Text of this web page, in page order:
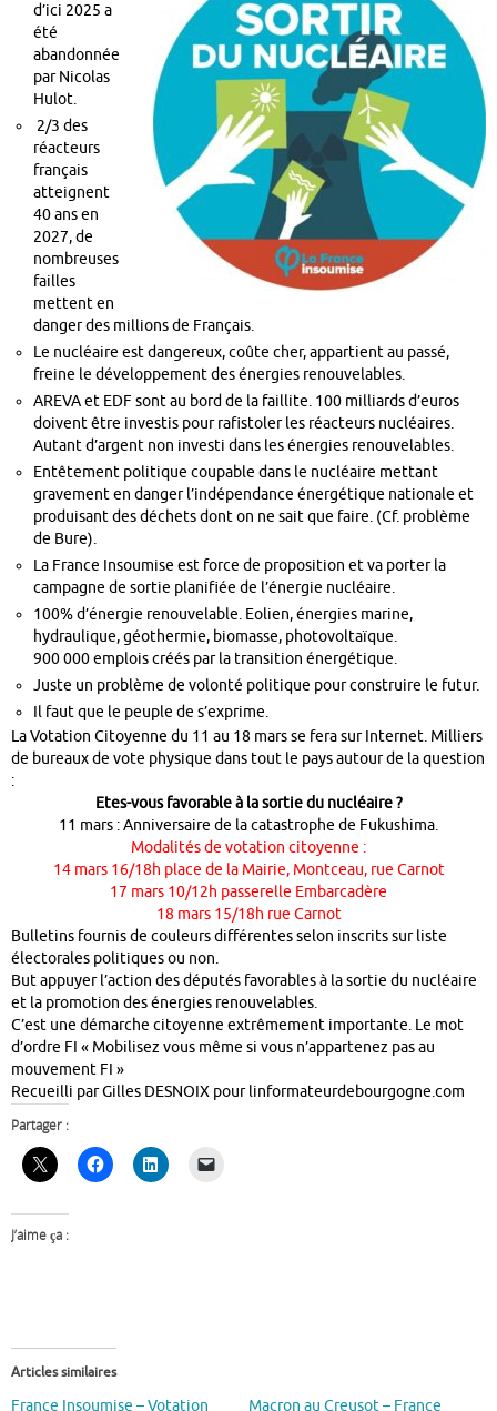
d’ici 2025 a
été
abandonnée
par Nicolas
Hulot.
2/3 des
réacteurs
français
atteignent
40 ans en
2027, de
nombreuses
failles
mettent en
danger des millions de Français.
Le nucléaire est dangereux, coûte cher, appartient au passé,
freine le développement des énergies renouvelables.
AREVA et EDF sont au bord de la faillite. 100 milliards d’euros
doivent être investis pour rafistoler les réacteurs nucléaires.
Autant d’argent non investi dans les énergies renouvelables.
Entêtement politique coupable dans le nucléaire mettant
gravement en danger l’indépendance énergétique nationale et
produisant des déchets dont on ne sait que faire. (Cf. problème
de Bure).
La France Insoumise est force de proposition et va porter la
campagne de sortie planifiée de l’énergie nucléaire.
100% d’énergie renouvelable. Eolien, énergies marine,
hydraulique, géothermie, biomasse, photovoltaïque.
900 000 emplois créés par la transition énergétique.
Juste un problème de volonté politique pour construire le futur.
Il faut que le peuple de s’exprime.
La Votation Citoyenne du 11 au 18 mars se fera sur Internet. Milliers
de bureaux de vote physique dans tout le pays autour de la question
:
Etes-vous favorable à la sortie du nucléaire ?
11 mars : Anniversaire de la catastrophe de Fukushima.
Modalités de votation citoyenne :
14 mars 16/18h place de la Mairie, Montceau, rue Carnot
17 mars 10/12h passerelle Embarcadère
18 mars 15/18h rue Carnot
Bulletins fournis de couleurs différentes selon inscrits sur liste
électorales politiques ou non.
But appuyer l’action des députés favorables à la sortie du nucléaire
et la promotion des énergies renouvelables.
C’est une démarche citoyenne extrêmement importante. Le mot
d’ordre FI « Mobilisez vous même si vous n’appartenez pas au
mouvement FI »
Recueilli par Gilles DESNOIX pour linformateurdebourgogne.com
Partager :
J’aime ça :
Articles similaires
France Insoumise – Votation Macron au Creusot – France